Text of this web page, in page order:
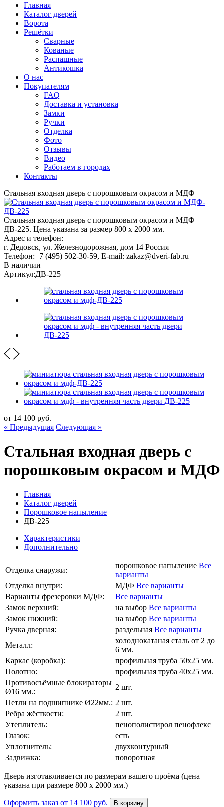
Главная
Каталог дверей
Ворота
Решётки
Сварные
Кованые
Распашные
Антикошка
О нас
Покупателям
FAQ
Доставка и установка
Замки
Ручки
Отделка
Фото
Отзывы
Видео
Работаем в городах
Контакты
Стальная входная дверь с порошковым окрасом и МДФ
Стальная входная дверь с порошковым окрасом и МДФ
ДВ-225. Цена указана за размер 800 х 2000 мм.
Адрес и телефон:
г. Дедовск, ул. Железнодорожная, дом 14 Россия
Телефон:+7 (495) 502-30-59, E-mail: zakaz@dveri-fab.ru
В наличии
Артикул:ДВ-225
от 14 100 руб.
« Предыдущая Следующая »
Стальная входная дверь с
порошковым окрасом и МДФ
Главная
Каталог дверей
Порошковое напыление
ДВ-225
Характеристики
Дополнительно
Отделка снаружи:
порошковое напыление Все
варианты
Отделка внутри:
МДФ Все варианты
Варианты фрезеровки МДФ:
Все варианты
Замок верхний:
на выбор Все варианты
Замок нижний:
на выбор Все варианты
Ручка дверная:
раздельная Все варианты
Металл:
холоднокатаная сталь от 2 до
6 мм.
Каркас (коробка):
профильная труба 50х25 мм.
Полотно:
профильная труба 40х25 мм.
Противосъёмные блокираторы
Ø16 мм.:
2 шт.
Петли на подшипнике Ø22мм.: 2 шт.
Ребра жёсткости:
2 шт.
Утеплитель:
пенополистирол пенофлекс
Глазок:
есть
Уплотнитель:
двухконтурный
Задвижка:
поворотная
Дверь изготавливается по размерам вашего проёма (цена
указана при размере 800 х 2000 мм.)
Оформить заказ от 14 100 руб. В корзину